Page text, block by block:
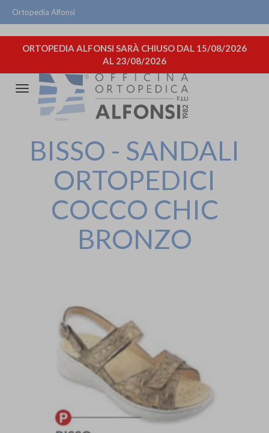
Ortopedia Alfonsi
ORTOPEDIA ALFONSI SARÀ CHIUSO DAL 15/08/2026
AL 23/08/2026
Attiva/disattiva
navigazione
BISSO - SANDALI
ORTOPEDICI
COCCO CHIC
BRONZO